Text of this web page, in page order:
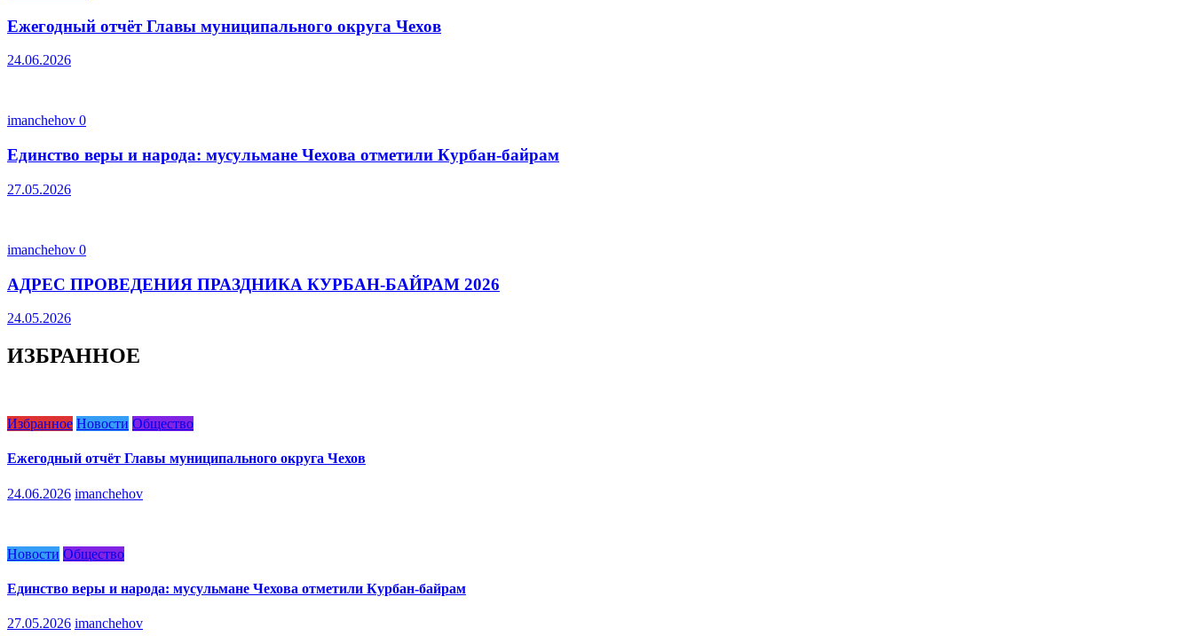
Ежегодный отчёт Главы муниципального округа Чехов
24.06.2026
imanchehov 0
Единство веры и народа: мусульмане Чехова отметили Курбан-байрам
27.05.2026
imanchehov 0
АДРЕС ПРОВЕДЕНИЯ ПРАЗДНИКА КУРБАН-БАЙРАМ 2026
24.05.2026
ИЗБРАННОЕ
Избранное Новости Общество
Ежегодный отчёт Главы муниципального округа Чехов
24.06.2026 imanchehov
Новости Общество
Единство веры и народа: мусульмане Чехова отметили Курбан-байрам
27.05.2026 imanchehov